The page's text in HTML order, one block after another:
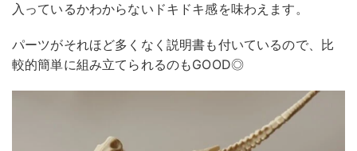
入っているかわからないドキドキ感を味わえます。
パーツがそれほど多くなく説明書も付いているので、比
較的簡単に組み立てられるのもGOOD◎